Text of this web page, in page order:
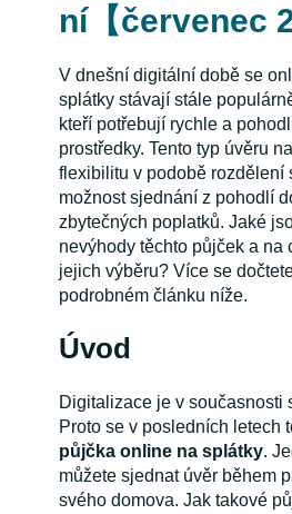
ní【červenec
V dnešní digitální době se
splátky stávají stále
kteří potřebují rychle a
prostředky. Tento typ úvěru
flexibilitu v podobě rozdělení
možnost sjednání z pohodlí
zbytečných poplatků. Jaké
nevýhody těchto půjček a na
jejich výběru? Více se
podrobném článku níže.
Úvod
Digitalizace je v současnosti
Proto se v posledních letech
půjčka online na splátky.
můžete sjednat úvěr během
svého domova. Jak takové